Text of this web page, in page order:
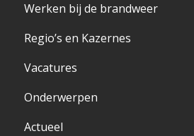
Werken bij de brandweer
Regio’s en Kazernes
Vacatures
Onderwerpen
Actueel